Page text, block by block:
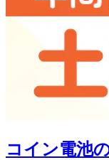
コイン電池